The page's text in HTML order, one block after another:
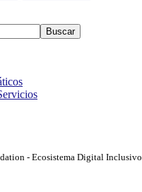
Buscar
- Ecosistema Digital Inclusivo